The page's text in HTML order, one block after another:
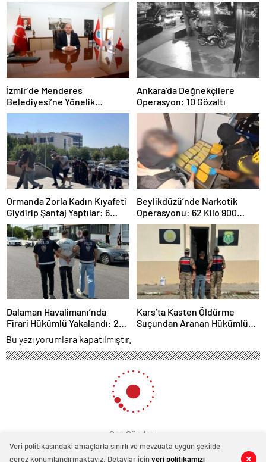
0 0
İzmir’de Menderes
Belediyesi’ne Yönelik
Soruşturmada 16 Şüpheli
Ankara’da Değnekçilere
Operasyon: 10 Gözaltı
Ormanda Zorla Kadın Kıyafeti
Giydirip Şantaj Yaptılar: 6
Gözaltı
Beylikdüzü’nde Narkotik
Operasyonu: 62 Kilo 900
Gram Uyuşturucu Ele
Geçirildi
Dalaman Havalimanı’nda
Firari Hükümlü Yakalandı: 22
Yıl Hapis Cezası Bulunuyordu
Kars’ta Kasten Öldürme
Suçundan Aranan Hükümlü
Bu yazı yorumlara kapatılmıştır.
Son Gündem
Veri politikasındaki amaçlarla sınırlı ve mevzuata uygun şekilde
çerez konumlandırmaktayız. Detaylar içinveri politikamızı